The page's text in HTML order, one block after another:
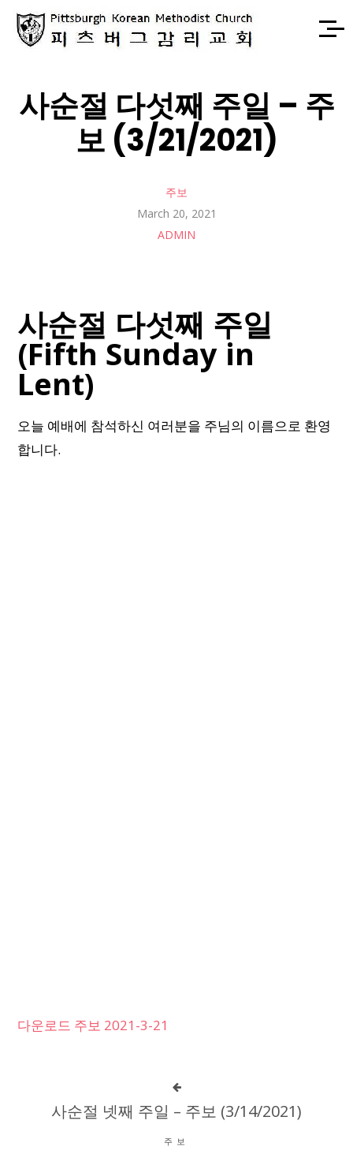
사순절 다섯째 주일 – 주
보 (3/21/2021)
주보
March 20, 2021
ADMIN
사순절 다섯째 주일
(Fifth Sunday in
Lent)
오늘 예배에 참석하신 여러분을 주님의 이름으로 환영
합니다.
다운로드 주보 2021-3-21
사순절 넷째 주일 – 주보 (3/14/2021)
주보